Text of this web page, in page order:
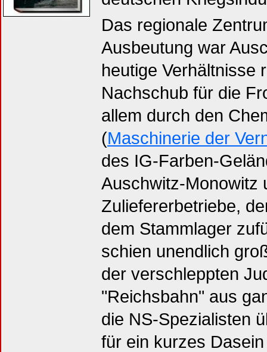
Das regionale
Ausbeutung war
heutige Verhältnisse
Nachschub für die
allem durch den
(Maschinerie der
des IG-Farben-
Auschwitz-Monowitz
Zuliefererbetriebe,
dem Stammlager
schien unendlich
der verschleppten
"Reichsbahn" aus
die NS-Spezialisten
für ein kurzes